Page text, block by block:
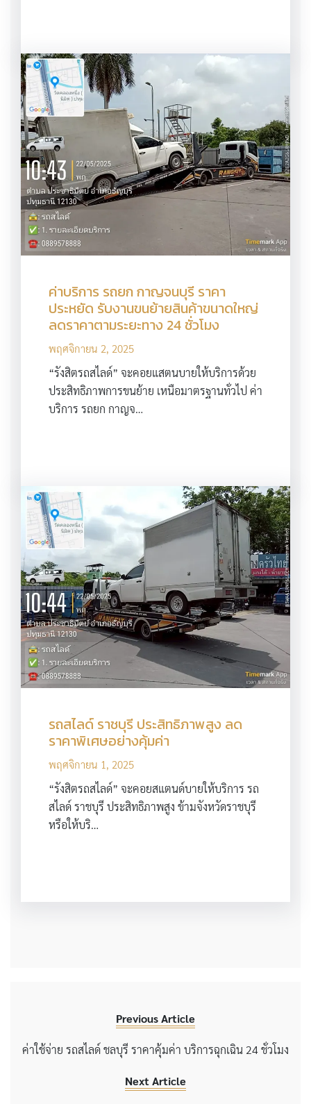
ค่าบริการ รถยก กาญจนบุรี ราคา
ประหยัด รับงานขนย้ายสินค้าขนาดใหญ่
ลดราคาตามระยะทาง 24 ชั่วโมง
พฤศจิกายน 2, 2025
“รังสิตรถสไลด์” จะคอยแสตนบายให้บริการด้วย
ประสิทธิภาพการขนย้าย เหนือมาตรฐานทั่วไป ค่า
บริการ รถยก กาญจ…
รถสไลด์ ราชบุรี ประสิทธิภาพสูง ลด
ราคาพิเศษอย่างคุ้มค่า
พฤศจิกายน 1, 2025
“รังสิตรถสไลด์” จะคอยสแตนด์บายให้บริการ รถ
สไลด์ ราชบุรี ประสิทธิภาพสูง ข้ามจังหวัดราชบุรี
หรือให้บริ…
Previous Article
ค่าใช้จ่าย รถสไลด์ ชลบุรี ราคาคุ้มค่า บริการฉุกเฉิน 24 ชั่วโมง
Next Article